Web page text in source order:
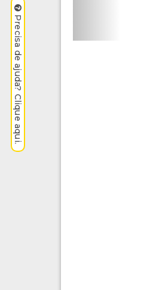
Precisa de ajuda? Clique aqui.